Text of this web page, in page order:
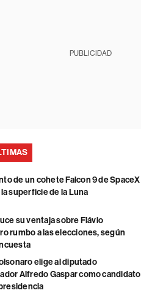
PUBLICIDAD
de un cohete Falcon 9 de SpaceX
superficie de la Luna
su ventaja sobre Flávio
rumbo a las elecciones, según
elige al diputado
Alfredo Gaspar como candidato